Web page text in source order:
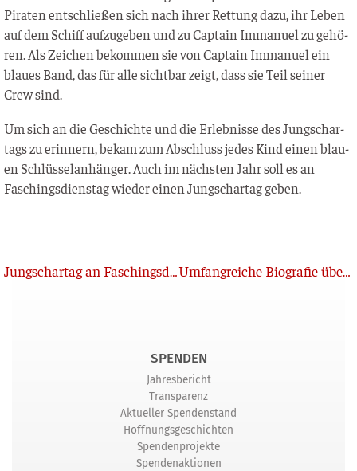
Pira­ten ent­schlie­ßen sich nach ihrer Ret­tung dazu, ihr Leben
auf dem Schiff auf­zu­ge­ben und zu Cap­tain Imma­nu­el zu gehö­
ren. Als Zei­chen bekom­men sie von Cap­tain Imma­nu­el ein
blau­es Band, das für alle sicht­bar zeigt, dass sie Teil sei­ner
Crew sind.
Um sich an die Geschich­te und die Erleb­nis­se des Jung­s­char­
tags zu erin­nern, bekam zum Abschluss jedes Kind einen blau­
en Schlüs­sel­an­hän­ger. Auch im nächs­ten Jahr soll es an
Faschings­diens­tag wie­der einen Jung­s­char­tag geben.
Zurück Jungschartag an Faschingsdienstag Umfangreiche Biografie über Heinrich Coerper erschienen
SPENDEN
Jahresbericht
Transparenz
Aktueller Spendenstand
Hoffnungsgeschichten
Spendenprojekte
Spendenaktionen